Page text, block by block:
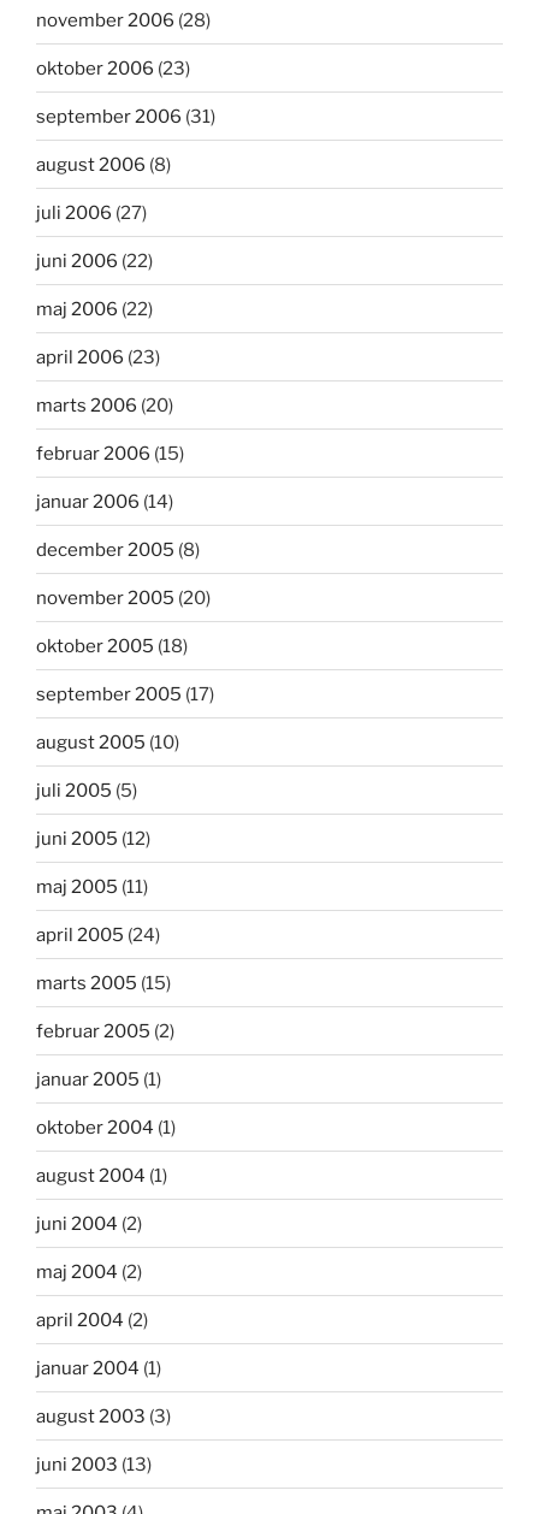
november 2006 (28)
oktober 2006 (23)
september 2006 (31)
august 2006 (8)
juli 2006 (27)
juni 2006 (22)
maj 2006 (22)
april 2006 (23)
marts 2006 (20)
februar 2006 (15)
januar 2006 (14)
december 2005 (8)
november 2005 (20)
oktober 2005 (18)
september 2005 (17)
august 2005 (10)
juli 2005 (5)
juni 2005 (12)
maj 2005 (11)
april 2005 (24)
marts 2005 (15)
februar 2005 (2)
januar 2005 (1)
oktober 2004 (1)
august 2004 (1)
juni 2004 (2)
maj 2004 (2)
april 2004 (2)
januar 2004 (1)
august 2003 (3)
juni 2003 (13)